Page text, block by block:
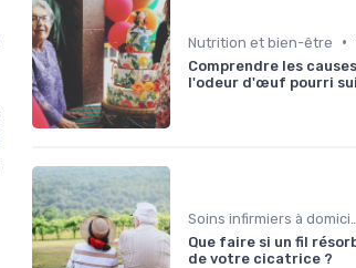
Nutrition et bien-être •
Comprendre les
l'odeur d'œuf pourri
Que faire si un fil
de votre cicatrice ?